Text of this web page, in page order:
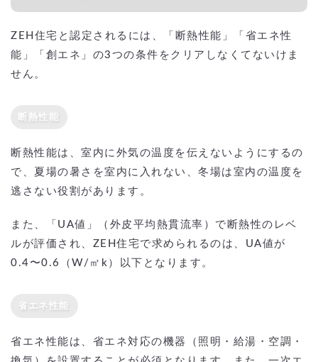
ZEH住宅と認定されるには、「断熱性能」「省エネ性
能」「創エネ」の3つの条件をクリアしなくてないけま
せん。
断熱性能
断熱性能は、室内に外気の温度を伝えないようにするの
で、夏場の暑さを室内に入れない、冬場は室内の温度を
逃さない役割があります。
また、「UA値」（外皮平均熱貫流率）で断熱性のレベ
ルが評価され、ZEH住宅で求められるのは、UA値が
0.4〜0.6（W/㎡k）以下となります。
省エネ性能
省エネ性能は、省エネ対応の機器（照明・給湯・空調・